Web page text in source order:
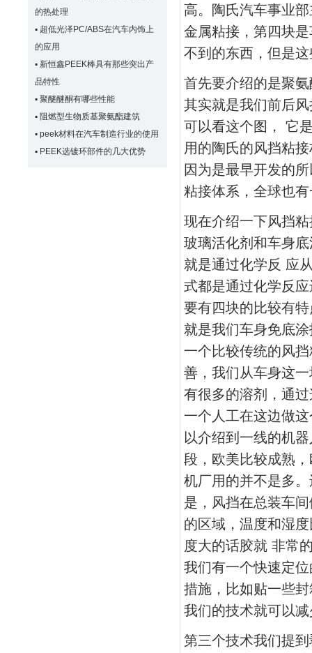
的热处理
▪ 超低光泽PC/ABS在汽车内饰上
的应用
▪ 新恒鑫PEEK棒具有那些突出产
品特性
▪ 聚醚醚酮有哪些性能
▪ 阻燃型生物质基聚氨酯建筑
▪ peek材料在汽车制造行业的使用
▪ PEEK选镀环部件的几大优势
高。陶氏汽车事业
金属粘接，第四块
不到的东西，但是
首先要介绍的是聚
其实就是我们前后
可以看这个图， 它
用的陶氏的风挡粘
因为是最早开发的
粘接体系，全球也
现在介绍一下风挡
玻璃活化剂和车身
就是通过化学反 应
式都是通过化学反
要有四块的比较有
就是我们车身免底
一个比较传统的风
善，我们从车身这
有很多的溶剂，通
一个人工在这边做
以介绍到一线的机
段，欧美比较成熟
机厂用的并不是多
是，风挡在总装车
的区域，温度和湿
度大的话胶就 非常
我们有一个快速定
措施，比如贴一些
我们的技术就可以
第三个技术我们提